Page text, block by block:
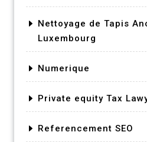
Nettoyage de Tapis
Luxembourg
Numerique
Private equity Tax
Referencement SEO